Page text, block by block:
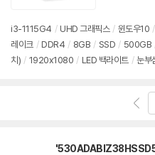
i3-1115G4 / UHD 그래픽스 / 윈도우10 /
레이크 / DDR4 / 8GB / SSD / 500GB
치) / 1920x1080 / LED 백라이트 / 눈부
구성변